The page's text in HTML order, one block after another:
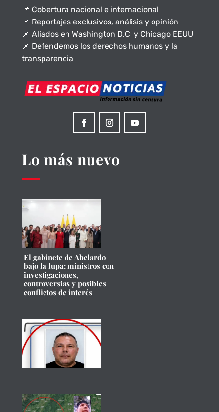
📌 Cobertura nacional e internacional
📌 Reportajes exclusivos, análisis y opinión
📌 Aliados en Washington D.C. y Chicago EEUU
📌 Defendemos los derechos humanos y la
transparencia
Lo más nuevo
El gabinete de Abelardo
bajo la lupa: ministros con
investigaciones,
controversias y posibles
conflictos de interés